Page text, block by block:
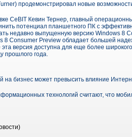
продемонстрировал новые
CeBIT Кевин Тернер, главный
потенциал планшетного ПК с
недавно выпущенную версию Windows 8
8 Consumer Preview обладает большей
версия доступна для еще более
прошлого года.
на бизнес может превысить влияние
технологий считают, что